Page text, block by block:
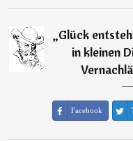
„Glück
in kleinen
Facebook